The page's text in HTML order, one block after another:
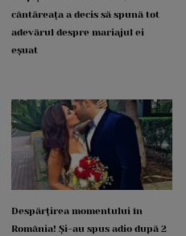
cântăreața a decis să spună tot
adevărul despre mariajul ei
eșuat
Despărțirea momentului în
România! Și-au spus adio după 2